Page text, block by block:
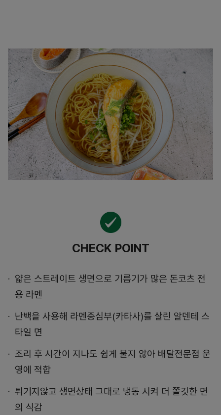
CHECK POINT
얇은 스트레이트 생면으로 기름기가 많은 돈코츠 전
용 라멘
난백을 사용해 라멘중심부(카타사)를 살린 알덴테 스
타일 면
조리 후 시간이 지나도 쉽게 불지 않아 배달전문점 운
영에 적합
튀기지않고 생면상태 그대로 냉동 시켜 더 쫄깃한 면
의 식감